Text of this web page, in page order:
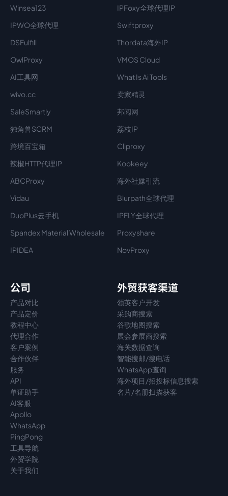
Winsea123
IPFoxy全球代理IP
IPWO全球代理
Swiftproxy
DSFulfill
Thordata海外IP
OwlProxy
VMOS Cloud
AI工具网
What Is Ai Tools
wivo.cc
卖家精灵
SaleSmartly
邦阅网
独角兽SCRM
荔枝IP
跨境百宝箱
Cliproxy
辣椒HTTP代理IP
Kookeey
ABCProxy
海外社媒引流
Vidau
Blurpath全球代理
DuoPlus云手机
IPFLY全球代理
Spandex Material Wholesale​
Proxyshare
IPIDEA
NovProxy
公司
产品对比
产品定价
教程中心
代理合作
客户案例
合作伙伴
服务
API
单证助手
AI客服
Apollo
WhatsApp
PingPong
工具导航
外贸学院
关于我们
外贸获客渠道
领英客户开发
采购商搜索
谷歌地图搜索
展会参展商搜索
海关数据查询
智能搜邮/搜电话
WhatsApp查询
海外项目/招投标信息搜索
名片/名册扫描获客